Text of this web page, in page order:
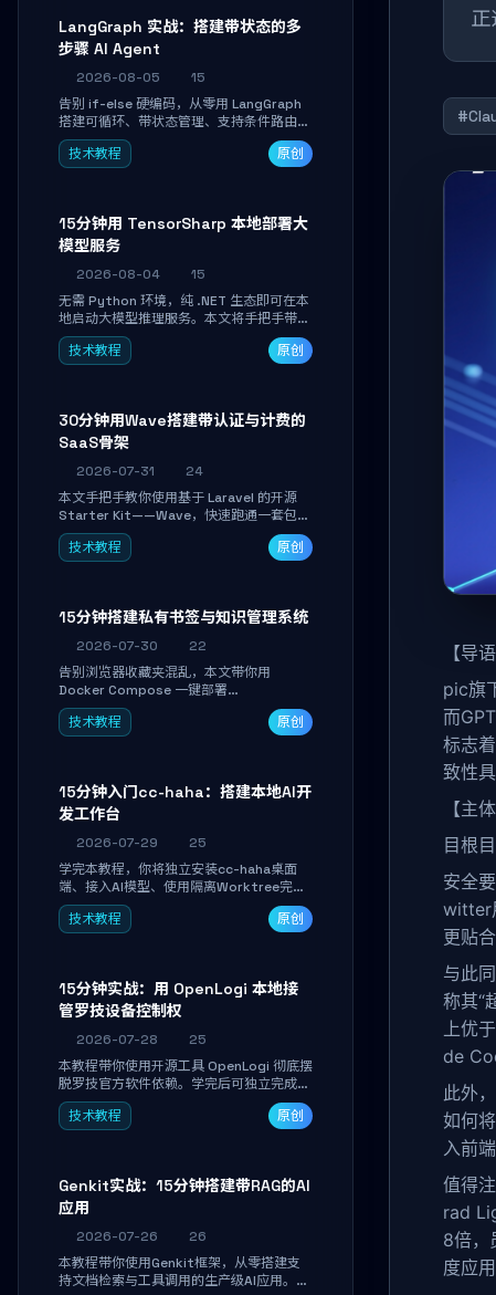
LangGraph 实战：搭建带状态的多
步骤 AI Agent
2026-08-05
15
告别 if-else 硬编码，从零用 LangGraph
搭建可循环、带状态管理、支持条件路由的
多步骤 AI 代理。学完能独立编写包含自动
决策、工具调用和持久化状态的复杂工作
技术教程 原创
15分钟用 TensorSharp 本地部署大
模型服务
2026-08-04
15
无需 Python 环境，纯 .NET 生态即可在本
地启动大模型推理服务。本文将手把手带你
下载模型、配置 GPU 加速、启动 OpenAI
兼容 API，并在 C# 业务代码中无缝调用。
技术教程 原创
30分钟用Wave搭建带认证与计费的
SaaS骨架
2026-07-31
24
本文手把手教你使用基于 Laravel 的开源
Starter Kit——Wave，快速跑通一套包含
用户认证、订阅计费、角色权限和后台管理
的完整 SaaS 骨架。附带 Stripe 测试支付
技术教程 原创
15分钟搭建私有书签与知识管理系统
2026-07-30
22
告别浏览器收藏夹混乱，本文带你用
Docker Compose 一键部署
Linkwarden。15 分钟完成私有书签系统搭
建，掌握网页快照归档、高亮批注、分类管
技术教程 原创
15分钟入门cc-haha：搭建本地AI开
发工作台
2026-07-29
25
学完本教程，你将独立安装cc-haha桌面
端、接入AI模型、使用隔离Worktree完成
真实开发任务，并通过Diff审阅面板安全落
地AI代码改写。告别终端黑盒操作，让AI在
技术教程 原创
15分钟实战：用 OpenLogi 本地接
管罗技设备控制权
2026-07-28
25
本教程带你使用开源工具 OpenLogi 彻底摆
脱罗技官方软件依赖。学完后可独立完成设
备识别、按键重映射、DPI曲线配置与
SmartShift调节，实现完全离线控制，保
技术教程 原创
Genkit实战：15分钟搭建带RAG的AI
应用
2026-07-26
26
本教程带你使用Genkit框架，从零搭建支
持文档检索与工具调用的生产级AI应用。通
正
【导
pic旗
而
标志
致性
【主
目根
安全
witter
更贴
与此
称其“
上优
de
此外
如何
入前
值得
rad
8倍，
度应用